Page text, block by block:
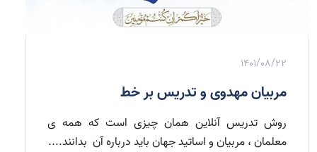
1401/08/22
مربیان مهدوی و تدریس بر خط
روش تدریس آنلاین همان چیزی است که همه ی
معلمان ، مربیان و اساتید جهان باید درباره آن بدانند....